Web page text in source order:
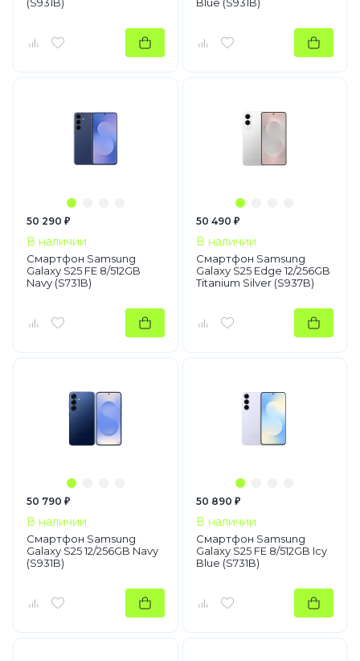
50 290 ₽
В наличии
Смартфон Samsung
Galaxy S25 FE 8/512GB
Navy (S731B)
50 490 ₽
В наличии
Смартфон Samsung
Galaxy S25 Edge 12/256GB
Titanium Silver (S937B)
50 790 ₽
В наличии
Смартфон Samsung
Galaxy S25 12/256GB Navy
(S931B)
50 890 ₽
В наличии
Смартфон Samsung
Galaxy S25 FE 8/512GB Icy
Blue (S731B)